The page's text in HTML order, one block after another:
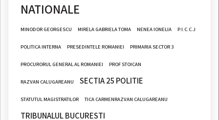
NATIONALE
MINODOR GEORGESCU MIRELA GABRIELA TOMA NENEA IONELIA P.I.C.C.J
POLITICA INTERNA PRESEDINTELE ROMANIEI PRIMARIA SECTOR 3
PROCURORUL GENERAL AL ROMANIEI PROF STOICAN
RAZVAN CALUGAREANU SECTIA 25 POLITIE
STATUTUL MAGISTRATILOR TICA CARMENRAZVAN CALUGAREANU
TRIBUNALUL BUCURESTI